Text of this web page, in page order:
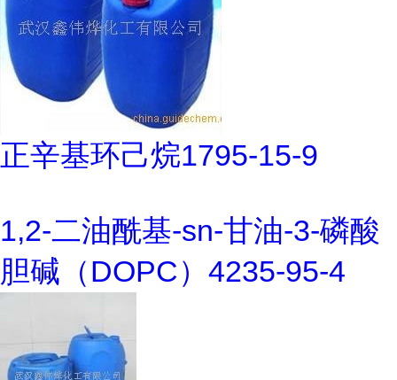
正辛基环己烷1795-15-9
1,2-二油酰基-sn-甘油-3-磷酸
胆碱（DOPC）4235-95-4